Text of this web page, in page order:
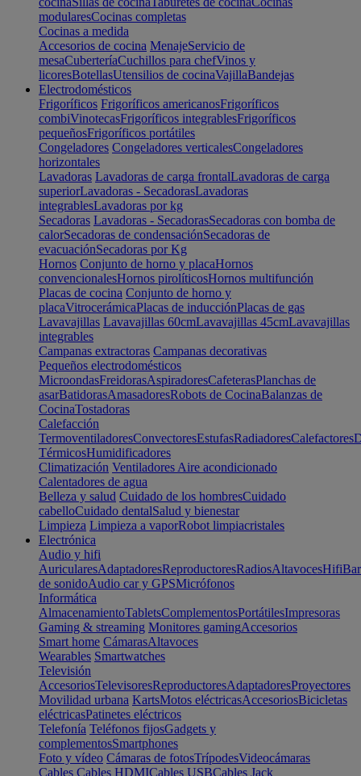
modularesCocinas completas
Cocinas a medida
Accesorios de cocina MenajeServicio de
mesaCuberteríaCuchillos para chefVinos y
licoresBotellasUtensilios de cocinaVajillaBandejas
Electrodomésticos
Frigoríficos Frigoríficos americanosFrigoríficos
combiVinotecasFrigoríficos integrablesFrigoríficos
pequeñosFrigoríficos portátiles
Congeladores Congeladores verticalesCongeladores
horizontales
Lavadoras Lavadoras de carga frontalLavadoras de carga
superiorLavadoras - SecadorasLavadoras
integrablesLavadoras por kg
Secadoras Lavadoras - SecadorasSecadoras con bomba de
calorSecadoras de condensaciónSecadoras de
evacuaciónSecadoras por Kg
Hornos Conjunto de horno y placaHornos
convencionalesHornos pirolíticosHornos multifunción
Placas de cocina Conjunto de horno y
placaVitrocerámicaPlacas de inducciónPlacas de gas
Lavavajillas Lavavajillas 60cmLavavajillas 45cmLavavajillas
integrables
Campanas extractoras Campanas decorativas
Pequeños electrodomésticos
MicroondasFreidorasAspiradoresCafeterasPlanchas de
asarBatidorasAmasadoresRobots de CocinaBalanzas de
CocinaTostadoras
Calefacción
TermoventiladoresConvectoresEstufasRadiadoresCalefactores
TérmicosHumidificadores
Climatización Ventiladores Aire acondicionado
Calentadores de agua
Belleza y salud Cuidado de los hombresCuidado
cabelloCuidado dentalSalud y bienestar
Limpieza Limpieza a vaporRobot limpiacristales
Electrónica
Audio y hifi
AuricularesAdaptadoresReproductoresRadiosAltavocesHifi
de sonidoAudio car y GPSMicrófonos
Informática
AlmacenamientoTabletsComplementosPortátilesImpresoras
Gaming & streaming Monitores gamingAccesorios
Smart home CámarasAltavoces
Wearables Smartwatches
Televisión
AccesoriosTelevisoresReproductoresAdaptadoresProyectores
Movilidad urbana KartsMotos eléctricasAccesoriosBicicletas
eléctricasPatinetes eléctricos
Telefonía Teléfonos fijosGadgets y
complementosSmartphones
Foto y vídeo Cámaras de fotosTrípodesVideocámaras
Cables Cables HDMICables USBCables Jack